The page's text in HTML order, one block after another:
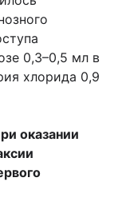
0,3–0,5 мл в
хлорида 0,9
оказании